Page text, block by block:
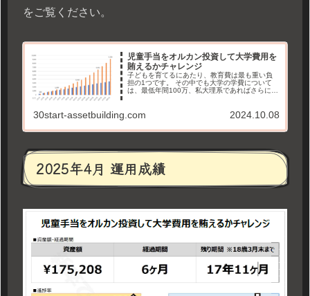
をご覧ください。
児童手当をオルカン投資して大学費用を
賄えるかチャレンジ
子どもを育てるにあたり、教育費は最も重い負
担の1つです。 その中でも大学の学費について
は、最低年間100万、私大理系であればさらに多
そこで、「児童手当を投資して、将来の大学費
用を賄えるか」というチャレンジを始めます。
30start-assetbuilding.com 2024.10.08
2025年4月 運用成績